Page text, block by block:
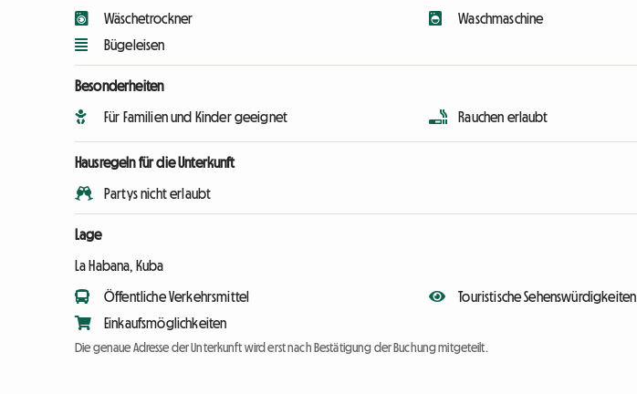
Wäschetrockner
Bügeleisen
Waschmaschine
Besonderheiten
Für Familien und Kinder geeignet Rauchen erlaubt
Hausregeln für die Unterkunft
Partys nicht erlaubt
Lage
La Habana, Kuba
Öffentliche Verkehrsmittel
Einkaufsmöglichkeiten
Touristische Sehenswürdigkeiten
Die genaue Adresse der Unterkunft wird erst nach Bestätigung der Buchung mitgeteilt.